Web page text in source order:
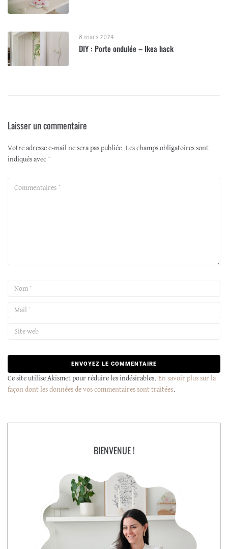
8 mars 2024
DIY : Porte ondulée – Ikea hack
Laisser un commentaire
Votre adresse e-mail ne sera pas publiée. Les champs obligatoires sont
indiqués avec *
Ce site utilise Akismet pour réduire les indésirables. En savoir plus sur la
façon dont les données de vos commentaires sont traitées.
BIENVENUE !